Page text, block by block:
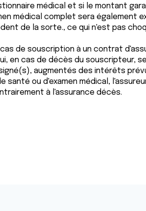
médical et si le montant
médical complet sera également
de la sorte., ce qui n'est pas
de souscription à un contrat
en cas de décès du souscripteur,
augmentés des intérêts
santé ou d'examen médical,
à l'assurance décès.